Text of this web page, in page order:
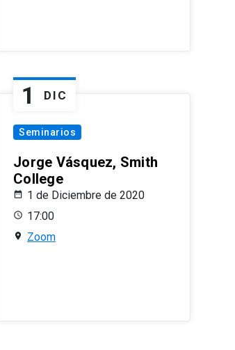
1 DIC
Seminarios
Jorge Vásquez, Smith
College
1 de Diciembre de 2020
17:00
Zoom